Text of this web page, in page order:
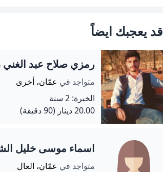
قد يعجبك ايضاً
رمزي صلاح عبد
متواجد في عمّان، أخرى
الخبرة: 2 سنة
20.00 دينار
(90 دقيقة)
اسماء موسى خليل
متواجد في عمّان، العال